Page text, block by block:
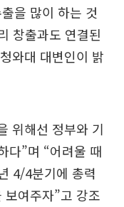
을 많이 하는 것
창출과도 연결된
와대 대변인이 밝
위해선 정부와 기
다”며 “어려울 때
4/4분기에 총력
여주자”고 강조